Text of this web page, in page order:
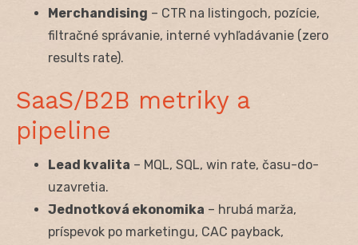
Merchandising – CTR na listingoch, pozície,
filtračné správanie, interné vyhľadávanie (zero
results rate).
SaaS/B2B metriky a
pipeline
Lead kvalita – MQL, SQL, win rate, času-do-
uzavretia.
Jednotková ekonomika – hrubá marža,
príspevok po marketingu, CAC payback,